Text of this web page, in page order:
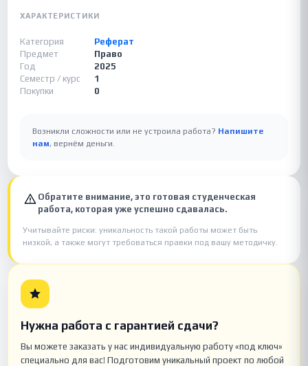
ХАРАКТЕРИСТИКИ
Категория
Реферат
Предмет
Право
Год
2025
Семестр / курс
1
Покупки
0
Возникли сложности или не устроила работа? Напишите
нам, вернём деньги.
Обратите внимание, это готовая студенческая
работа, которая уже успешно сдавалась.
Учитывайте риски: уникальность такой работы может быть
низкой, а также могут требоваться правки под вашу методичку.
Нужна работа с гарантией сдачи?
Вы можете заказать у нас индивидуальную работу «под ключ»
специально для вас! Подготовим уникальный проект по любой